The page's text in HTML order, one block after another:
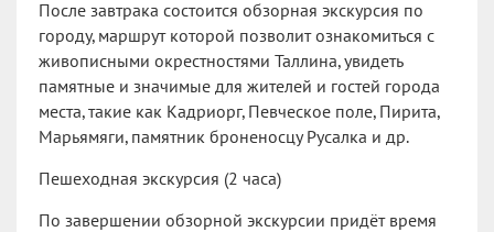
После завтрака состоится обзорная экскурсия по
городу, маршрут которой позволит ознакомиться с
живописными окрестностями Таллина, увидеть
памятные и значимые для жителей и гостей города
места, такие как Кадриорг, Певческое поле, Пирита,
Марьямяги, памятник броненосцу Русалка и др.
Пешеходная экскурсия (2 часа)
По завершении обзорной экскурсии придёт время